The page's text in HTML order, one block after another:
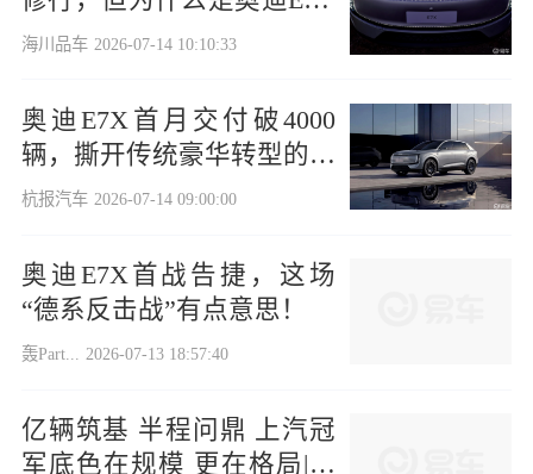
成功了
海川品车 2026-07-14 10:10:33
奥迪E7X首月交付破4000
辆，撕开传统豪华转型的口
子
杭报汽车 2026-07-14 09:00:00
奥迪E7X首战告捷，这场
“德系反击战”有点意思！
轰Part... 2026-07-13 18:57:40
亿辆筑基 半程问鼎 上汽冠
军底色在规模 更在格局|汽